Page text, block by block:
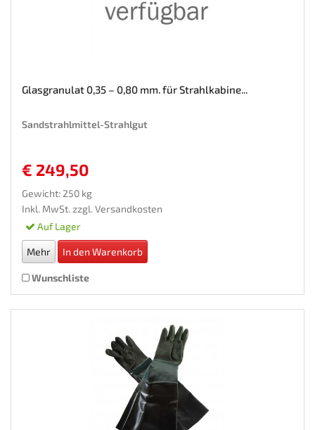
Glasgranulat 0,35 – 0,80 mm. für Strahlkabine...
Sandstrahlmittel-Strahlgut
€ 249,50
Gewicht: 250 kg
Inkl. MwSt. zzgl. Versandkosten
Auf Lager
Mehr In den Warenkorb
Wunschliste